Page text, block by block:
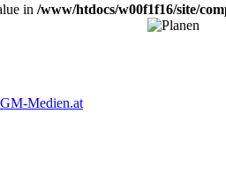
in /www/htdocs/w00f1f16/site/
GM-Medien.at